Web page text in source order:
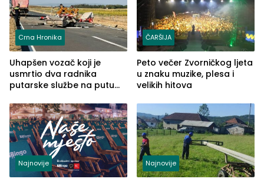
Crna Hronika
Uhapšen vozač koji je
usmrtio dva radnika
putarske službe na putu
(FOTO)
ČARŠIJA
Peto večer Zvorničkog ljeta
u znaku muzike, plesa i
velikih hitova
Najnovije Najnovije